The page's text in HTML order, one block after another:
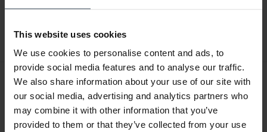
This website uses cookies
We use cookies to personalise content and ads, to
provide social media features and to analyse our traffic.
We also share information about your use of our site with
our social media, advertising and analytics partners who
may combine it with other information that you’ve
provided to them or that they’ve collected from your use
anziché CHF 85.00
Halskette - CO01-283-U